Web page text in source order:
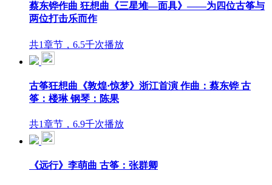
蔡东铧作曲 狂想曲《三星堆—面具》——为四位古筝与
两位打击乐而作
共1章节，6.5千次播放
古筝狂想曲《敦煌·惊梦》浙江首演 作曲：蔡东铧 古
筝：楼琳 钢琴：陈果
共1章节，6.9千次播放
《远行》李萌曲 古筝：张群卿